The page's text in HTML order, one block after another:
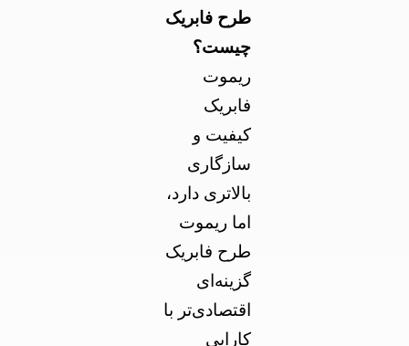
طرح فابریک
چیست؟
ریموت
فابریک
کیفیت و
سازگاری
بالاتری دارد،
اما ریموت
طرح فابریک
گزینه‌ای
اقتصادی‌تر با
کارایی